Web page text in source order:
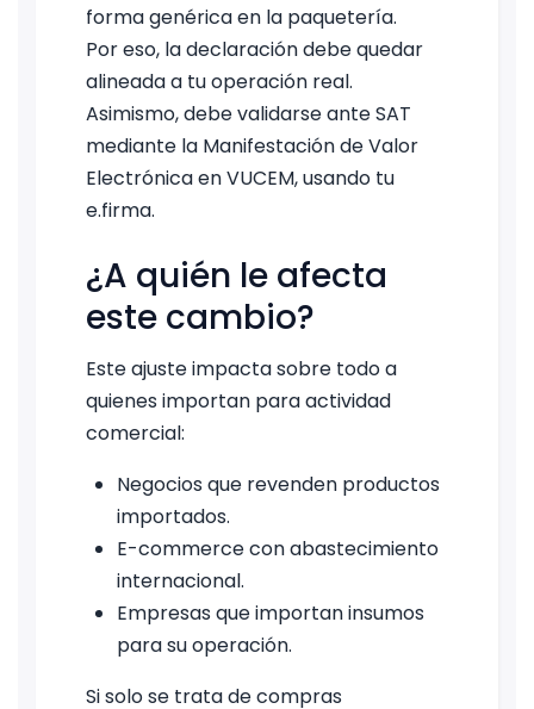
forma genérica en la paquetería.
Por eso, la declaración debe quedar
alineada a tu operación real.
Asimismo, debe validarse ante SAT
mediante la Manifestación de Valor
Electrónica en VUCEM, usando tu
e.firma.
¿A quién le afecta
este cambio?
Este ajuste impacta sobre todo a
quienes importan para actividad
comercial:
Negocios que revenden productos
importados.
E-commerce con abastecimiento
internacional.
Empresas que importan insumos
para su operación.
Si solo se trata de compras